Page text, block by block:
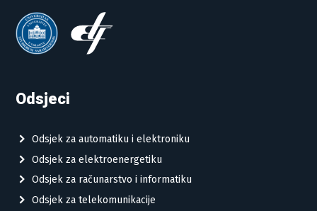
Odsjeci
Odsjek za automatiku i elektroniku
Odsjek za elektroenergetiku
Odsjek za računarstvo i informatiku
Odsjek za telekomunikacije